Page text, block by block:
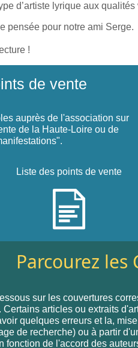
d’artiste lyrique aux
pensée pour notre ami Serge.
!
de vente
auprès de l'association sur
de la Haute-Loire ou de
Liste des points de vente
Parcourez les
sur les couvertures
articles ou extraits
quelques erreurs et la,
de recherche) ou à partir
fonction de l'accord des